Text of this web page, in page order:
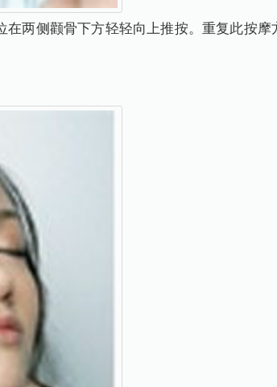
两侧颧骨下方轻轻向上推按。重复此按摩